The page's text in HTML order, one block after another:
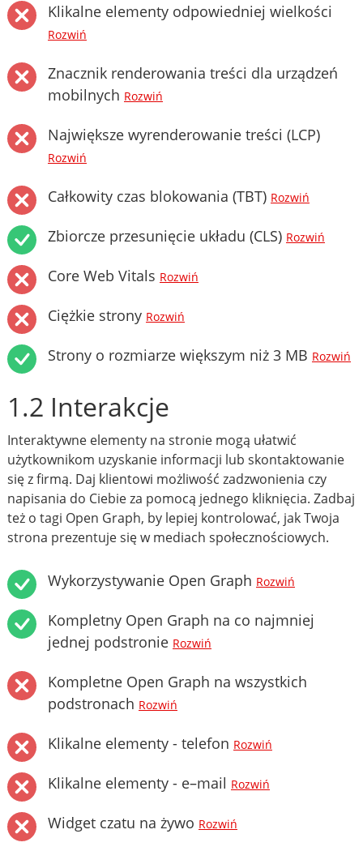
Klikalne elementy odpowiedniej wielkości
Rozwiń
Znacznik renderowania treści dla urządzeń
mobilnych Rozwiń
Największe wyrenderowanie treści (LCP)
Rozwiń
Całkowity czas blokowania (TBT) Rozwiń
Zbiorcze przesunięcie układu (CLS) Rozwiń
Core Web Vitals Rozwiń
Ciężkie strony Rozwiń
Strony o rozmiarze większym niż 3 MB Rozwiń
1.2 Interakcje
Interaktywne elementy na stronie mogą ułatwić
użytkownikom uzyskanie informacji lub skontaktowanie
się z firmą. Daj klientowi możliwość zadzwonienia czy
napisania do Ciebie za pomocą jednego kliknięcia. Zadbaj
też o tagi Open Graph, by lepiej kontrolować, jak Twoja
strona prezentuje się w mediach społecznościowych.
Wykorzystywanie Open Graph Rozwiń
Kompletny Open Graph na co najmniej
jednej podstronie Rozwiń
Kompletne Open Graph na wszystkich
podstronach Rozwiń
Klikalne elementy - telefon Rozwiń
Klikalne elementy - e–mail Rozwiń
Widget czatu na żywo Rozwiń